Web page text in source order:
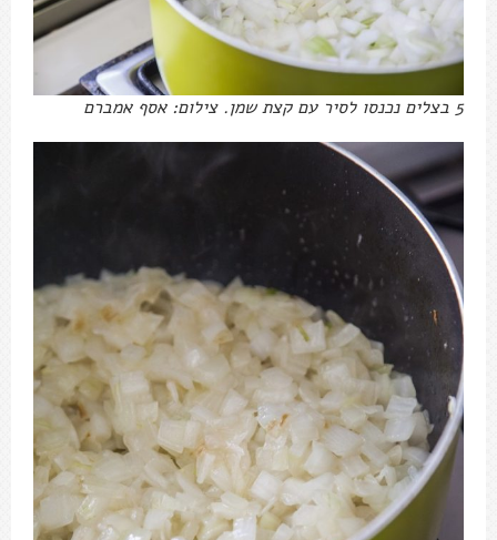
5 בצלים נכנסו לסיר עם קצת שמן. צילום: אסף אמברם